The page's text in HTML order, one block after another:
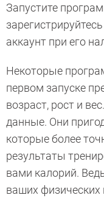
Запустите
аккаунт при его
Некоторые
первом запуске
возраст, рост и
данные. Они
которые более
результаты
вами калорий.
ваших физических